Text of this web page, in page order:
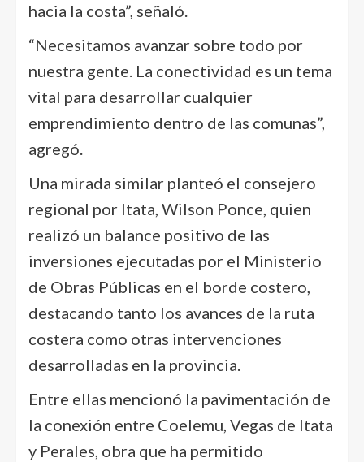
hacia la costa”, señaló.
“Necesitamos avanzar sobre todo por
nuestra gente. La conectividad es un tema
vital para desarrollar cualquier
emprendimiento dentro de las comunas”,
agregó.
Una mirada similar planteó el consejero
regional por Itata, Wilson Ponce, quien
realizó un balance positivo de las
inversiones ejecutadas por el Ministerio
de Obras Públicas en el borde costero,
destacando tanto los avances de la ruta
costera como otras intervenciones
desarrolladas en la provincia.
Entre ellas mencionó la pavimentación de
la conexión entre Coelemu, Vegas de Itata
y Perales, obra que ha permitido